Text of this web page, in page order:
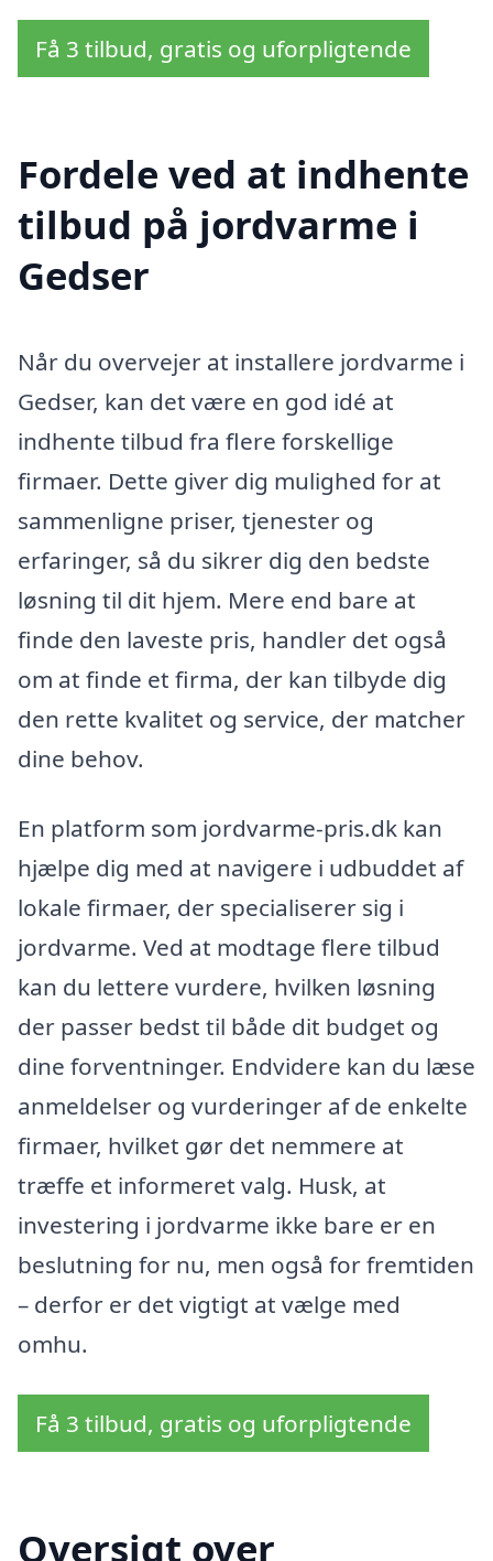
Få 3 tilbud, gratis og uforpligtende
Fordele ved at indhente
tilbud på jordvarme i
Gedser
Når du overvejer at installere jordvarme i
Gedser, kan det være en god idé at
indhente tilbud fra flere forskellige
firmaer. Dette giver dig mulighed for at
sammenligne priser, tjenester og
erfaringer, så du sikrer dig den bedste
løsning til dit hjem. Mere end bare at
finde den laveste pris, handler det også
om at finde et firma, der kan tilbyde dig
den rette kvalitet og service, der matcher
dine behov.
En platform som jordvarme-pris.dk kan
hjælpe dig med at navigere i udbuddet af
lokale firmaer, der specialiserer sig i
jordvarme. Ved at modtage flere tilbud
kan du lettere vurdere, hvilken løsning
der passer bedst til både dit budget og
dine forventninger. Endvidere kan du læse
anmeldelser og vurderinger af de enkelte
firmaer, hvilket gør det nemmere at
træffe et informeret valg. Husk, at
investering i jordvarme ikke bare er en
beslutning for nu, men også for fremtiden
– derfor er det vigtigt at vælge med
omhu.
Få 3 tilbud, gratis og uforpligtende
Oversigt over